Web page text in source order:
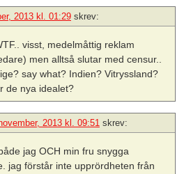
2013 kl. 01:29 skrev:
visst, medelmåttig reklam
men alltså slutar med censur..
say what? Indien? Vitryssland?
de nya idealet?
2013 kl. 09:51 skrev:
jag OCH min fru snygga
jag förstår inte upprördheten från